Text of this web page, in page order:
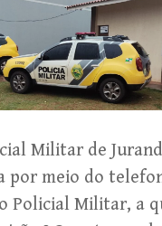
Militar de
por meio do
Policial Militar, a